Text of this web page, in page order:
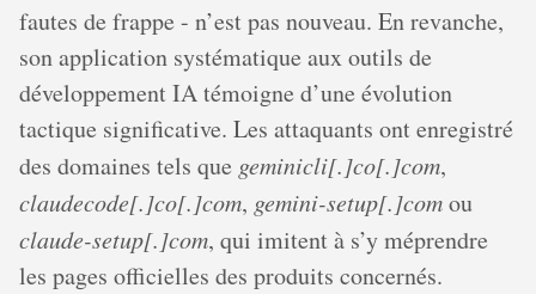
fautes de frappe - n’est pas nouveau. En revanche,
son application systématique aux outils de
développement IA témoigne d’une évolution
tactique significative. Les attaquants ont enregistré
des domaines tels que geminicli[.]co[.]com,
claudecode[.]co[.]com, gemini-setup[.]comou
claude-setup[.]com, qui imitent à s’y méprendre
les pages officielles des produits concernés.